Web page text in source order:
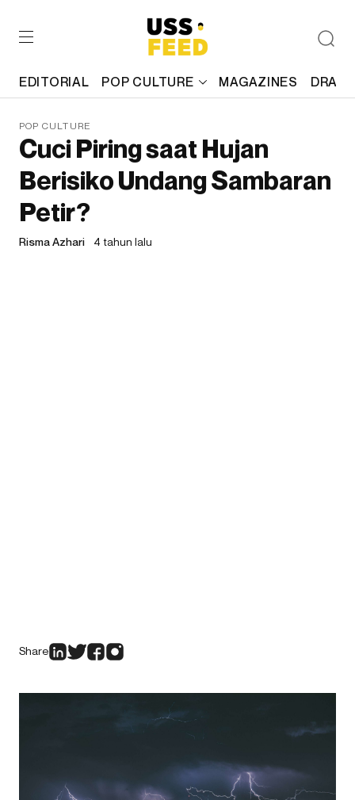
EDITORIAL POP CULTURE MAGAZINES
POP CULTURE
Cuci Piring saat Hujan
Berisiko Undang Sambaran
Petir?
Risma Azhari 4 tahun lalu
Share